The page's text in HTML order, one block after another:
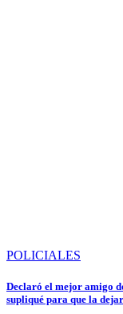
POLICIALES
Declaró el mejor amigo
supliqué para que la